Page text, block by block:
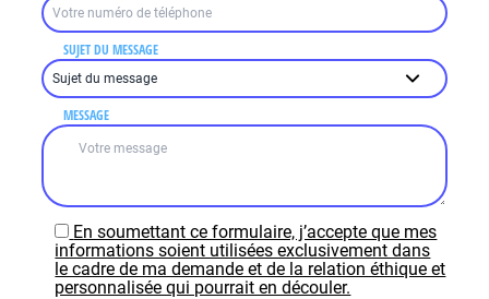
SUJET DU MESSAGE
MESSAGE
En soumettant ce formulaire, j’accepte que mes
informations soient utilisées exclusivement dans
le cadre de ma demande et de la relation éthique et
personnalisée qui pourrait en découler.